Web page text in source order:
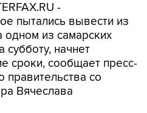
-
пытались вывести из
из самарских
субботу, начнет
сроки, сообщает пресс-
правительства со
Вячеслава